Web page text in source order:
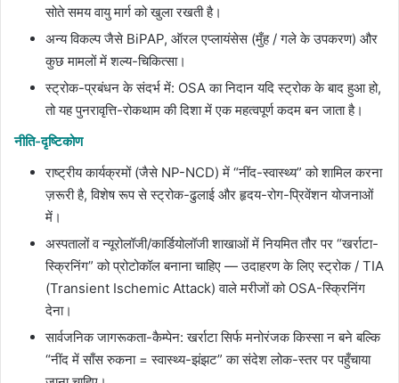
सोते समय वायु मार्ग को खुला रखती है।
अन्य विकल्प जैसे BiPAP, ऑरल एप्लायंसेस (मुँह / गले के उपकरण) और
कुछ मामलों में शल्य-चिकित्सा।
स्ट्रोक-प्रबंधन के संदर्भ में: OSA का निदान यदि स्ट्रोक के बाद हुआ हो,
तो यह पुनरावृत्ति-रोकथाम की दिशा में एक महत्वपूर्ण कदम बन जाता है।
नीति-दृष्टिकोण
राष्ट्रीय कार्यक्रमों (जैसे NP-NCD) में “नींद-स्वास्थ्य” को शामिल करना
ज़रूरी है, विशेष रूप से स्ट्रोक-ढुलाई और हृदय-रोग-प्रिवेंशन योजनाओं
में।
अस्पतालों व न्यूरोलॉजी/कार्डियोलॉजी शाखाओं में नियमित तौर पर “खर्राटा-
स्क्रिनिंग” को प्रोटोकॉल बनाना चाहिए — उदाहरण के लिए स्ट्रोक / TIA
(Transient Ischemic Attack) वाले मरीजों को OSA-स्क्रिनिंग
देना।
सार्वजनिक जागरूकता-कैम्पेन: खर्राटा सिर्फ मनोरंजक किस्सा न बने बल्कि
“नींद में साँस रुकना = स्वास्थ्य-झंझट” का संदेश लोक-स्तर पर पहुँचाया